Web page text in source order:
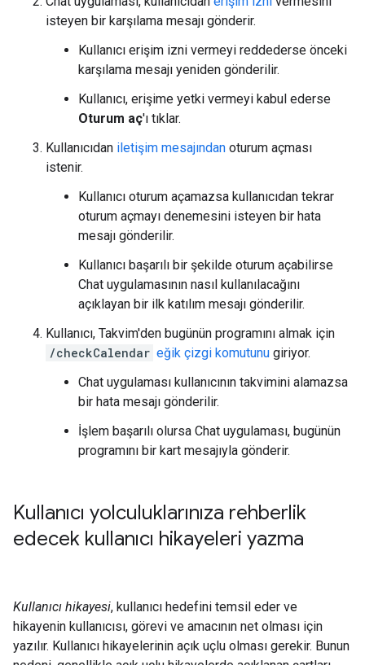
isteyen bir karşılama mesajı gönderir.
Kullanıcı erişim izni vermeyi reddederse önceki
karşılama mesajı yeniden gönderilir.
Kullanıcı, erişime yetki vermeyi kabul ederse
Oturum aç'ı tıklar.
Kullanıcıdan iletişim mesajından oturum açması
istenir.
Kullanıcı oturum açamazsa kullanıcıdan tekrar
oturum açmayı denemesini isteyen bir hata
mesajı gönderilir.
Kullanıcı başarılı bir şekilde oturum açabilirse
Chat uygulamasının nasıl kullanılacağını
açıklayan bir ilk katılım mesajı gönderilir.
Kullanıcı, Takvim'den bugünün programını almak için
/checkCalendar eğik çizgi komutunu giriyor.
Chat uygulaması kullanıcının takvimini alamazsa
bir hata mesajı gönderilir.
İşlem başarılı olursa Chat uygulaması, bugünün
programını bir kart mesajıyla gönderir.
Kullanıcı yolculuklarınıza rehberlik
edecek kullanıcı hikayeleri yazma
Kullanıcı hikayesi, kullanıcı hedefini temsil eder ve
hikayenin kullanıcısı, görevi ve amacının net olması için
yazılır. Kullanıcı hikayelerinin açık uçlu olması gerekir. Bunun